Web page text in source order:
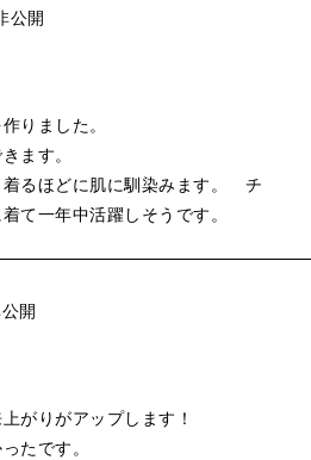
公開
りました。
ます。
るほどに肌に馴染みます。　チ
て一年中活躍しそうです。
開
がりがアップします！
たです。